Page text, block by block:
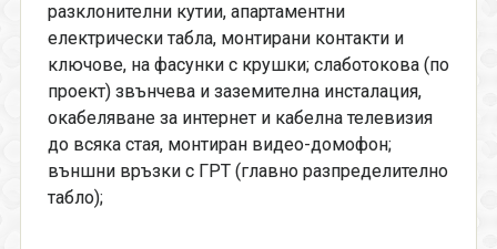
разклонителни кутии, апартаментни
електрически табла, монтирани контакти и
ключове, на фасунки с крушки; слаботокова (по
проект) звънчева и заземителна инсталация,
окабеляване за интернет и кабелна телевизия
до всяка стая, монтиран видео-домофон;
външни връзки с ГРТ (главно разпределително
табло);